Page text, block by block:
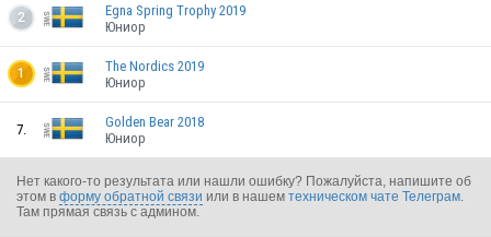
SWE
SWE
2
Egna Spring Trophy 2019
Юниор
1
The Nordics 2019
Юниор
7.
Golden Bear 2018
Юниор
Нет какого-то результата или нашли ошибку? Пожалуйста, напишите об
этом в форму обратной связи или в нашем техническом чате Телеграм.
Там прямая связь с админом.